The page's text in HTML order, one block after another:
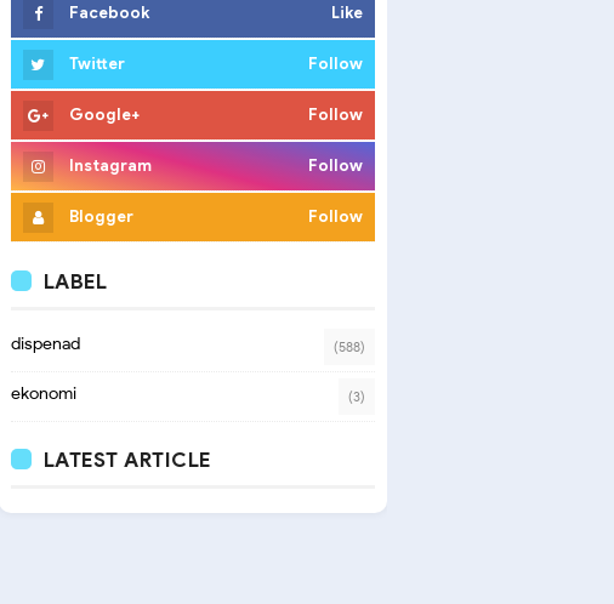
Facebook Like
Twitter Follow
Google+ Follow
Instagram Follow
Blogger Follow
LABEL
dispenad (588)
ekonomi (3)
LATEST ARTICLE